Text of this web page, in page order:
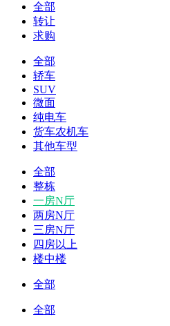
全部
转让
求购
全部
轿车
SUV
微面
纯电车
货车农机车
其他车型
全部
整栋
一房N厅
两房N厅
三房N厅
四房以上
楼中楼
全部
全部